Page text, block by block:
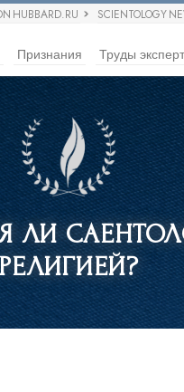
HUBBARD.RU SCIENTOLOGY
Признания Труды
ЛИ